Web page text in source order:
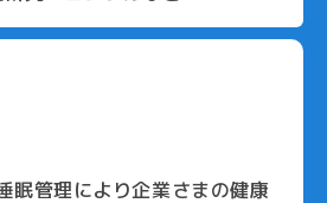
眠管理により企業さまの健康